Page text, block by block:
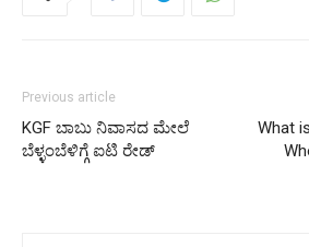
Previous article
KGF ಬಾಬು ನಿವಾಸದ ಮೇಲೆ
ಬೆಳ್ಳಂಬೆಳಿಗ್ಗೆ ಐಟಿ ರೇಡ್
What